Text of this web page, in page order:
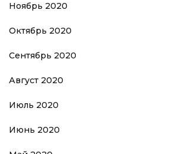
Ноябрь 2020
Октябрь 2020
Сентябрь 2020
Август 2020
Июль 2020
Июнь 2020